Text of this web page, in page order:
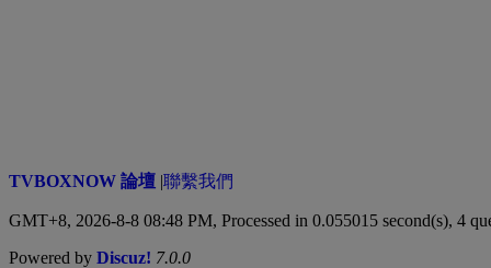
TVBOXNOW 論壇 |聯繫我們
GMT+8, 2026-8-8 08:48 PM, Processed in 0.055015 second(s), 4
Powered by Discuz! 7.0.0